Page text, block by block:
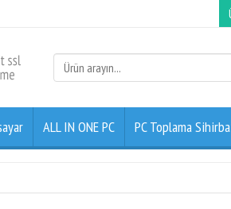
ALL IN ONE PC PC Toplama